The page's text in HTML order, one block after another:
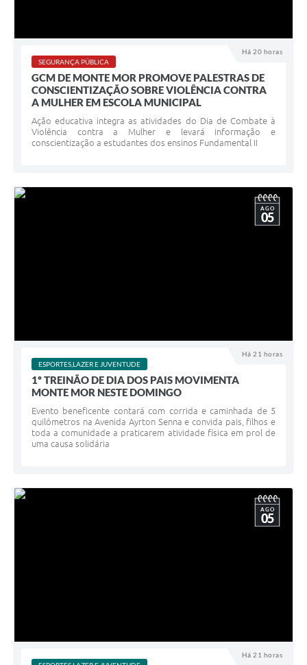
Há 20 horas
SEGURANÇA PÚBLICA
GCM DE MONTE MOR PROMOVE PALESTRAS DE
CONSCIENTIZAÇÃO SOBRE VIOLÊNCIA CONTRA
A MULHER EM ESCOLA MUNICIPAL
Ação educativa integra as atividades do Dia de Combate à
Violência contra a Mulher e levará informação e
conscientização a estudantes dos ensinos Fundamental II
Há 21 horas
AGO
05
ESPORTES,LAZER E JUVENTUDE
1º TREINÃO DE DIA DOS PAIS MOVIMENTA
MONTE MOR NESTE DOMINGO
Evento beneficente contará com corrida e caminhada de 5
quilômetros na Avenida Ayrton Senna e convida pais, filhos e
toda a comunidade a praticarem atividade física em prol de
uma causa solidária
Há 21 horas
AGO
05